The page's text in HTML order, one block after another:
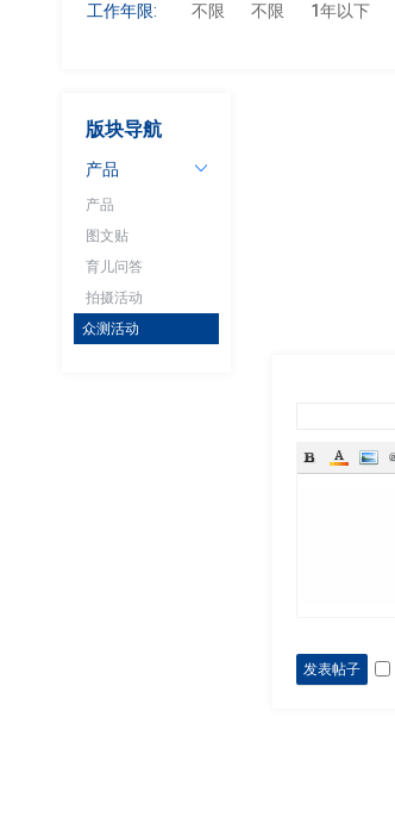
工作年限: 不限 不限 1年以下
版块导航
产品
产品
图文贴
育儿问答
拍摄活动
众测活动
发表帖子